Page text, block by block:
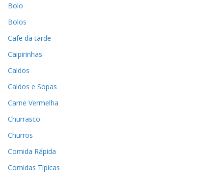
Bolo
Bolos
Cafe da tarde
Caipirinhas
Caldos
Caldos e Sopas
Carne Vermelha
Churrasco
Churros
Comida Rápida
Comidas Típicas